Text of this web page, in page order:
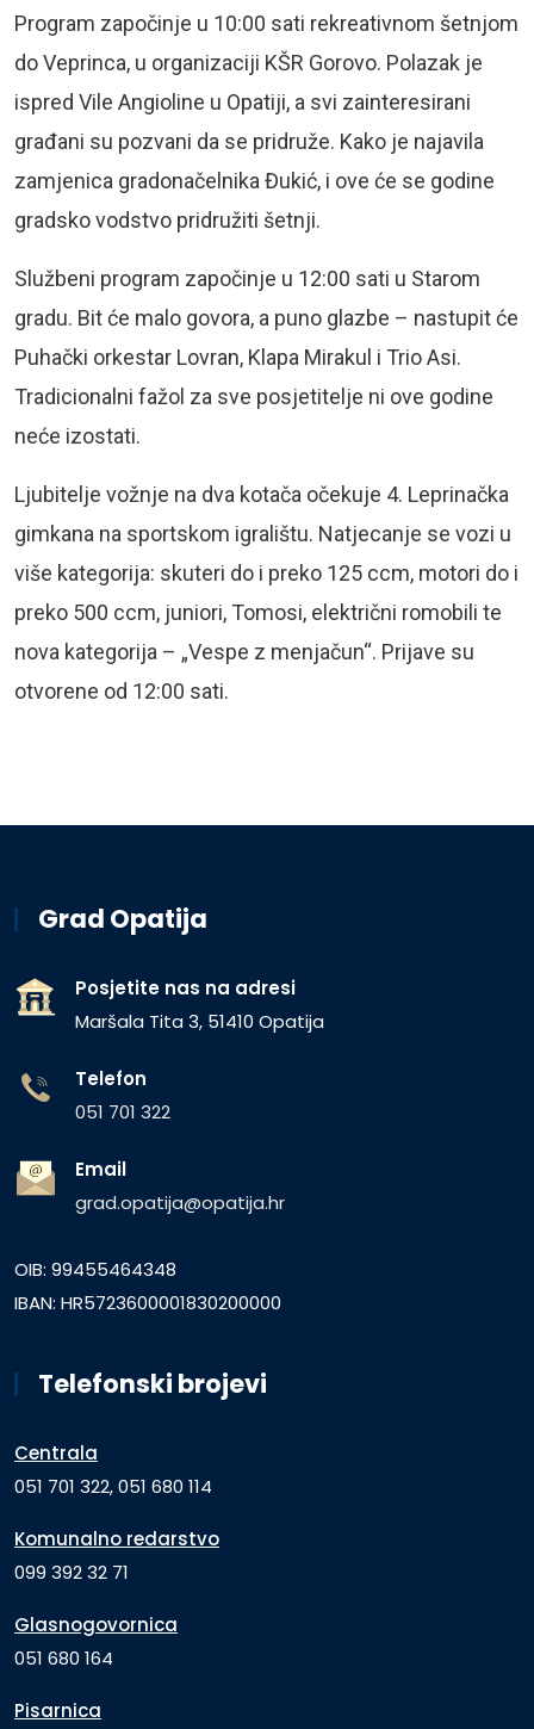
Program započinje u 10:00 sati rekreativnom šetnjom
do Veprinca, u organizaciji KŠR Gorovo. Polazak je
ispred Vile Angioline u Opatiji, a svi zainteresirani
građani su pozvani da se pridruže. Kako je najavila
zamjenica gradonačelnika Đukić, i ove će se godine
gradsko vodstvo pridružiti šetnji.
Službeni program započinje u 12:00 sati u Starom
gradu. Bit će malo govora, a puno glazbe – nastupit će
Puhački orkestar Lovran, Klapa Mirakul i Trio Asi.
Tradicionalni fažol za sve posjetitelje ni ove godine
neće izostati.
Ljubitelje vožnje na dva kotača očekuje 4. Leprinačka
gimkana na sportskom igralištu. Natjecanje se vozi u
više kategorija: skuteri do i preko 125 ccm, motori do i
preko 500 ccm, juniori, Tomosi, električni romobili te
nova kategorija – „Vespe z menjačun“. Prijave su
otvorene od 12:00 sati.
Grad Opatija
Posjetite nas na adresi
Maršala Tita 3, 51410 Opatija
Telefon
051 701 322
Email
grad.opatija@opatija.hr
OIB: 99455464348
IBAN: HR5723600001830200000
Telefonski brojevi
Centrala
051 701 322, 051 680 114
Komunalno redarstvo
099 392 32 71
Glasnogovornica
051 680 164
Pisarnica